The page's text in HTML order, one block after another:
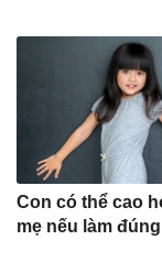
Con có thể cao
mẹ nếu làm